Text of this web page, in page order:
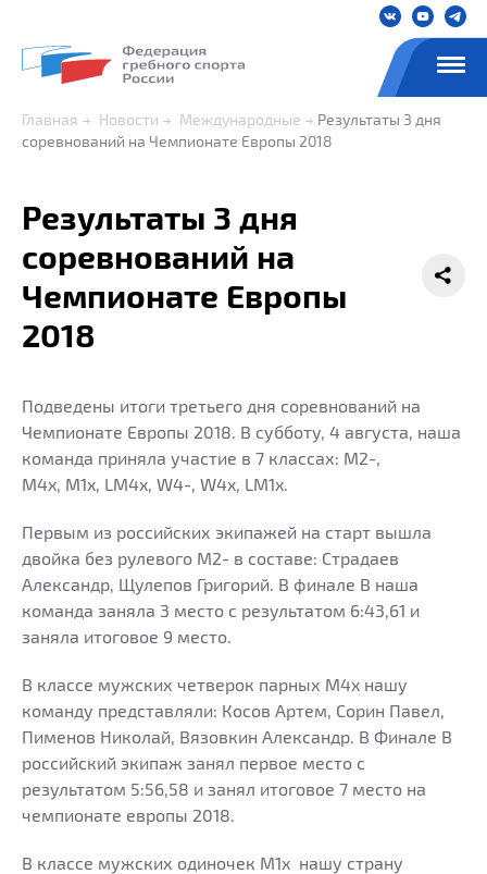
Главная Новости Международные
Результаты 3 дня
соревнований на Чемпионате Европы 2018
Результаты 3 дня
соревнований на
Чемпионате Европы
2018
Подведены итоги третьего дня соревнований на
Чемпионате Европы 2018. В субботу, 4 августа, наша
команда приняла участие в 7 классах: M2-,
M4x, M1x, LM4x, W4-, W4x, LM1x.
Первым из российских экипажей на старт вышла
двойка без рулевого M2- в составе: Страдаев
Александр, Щулепов Григорий. В финале В наша
команда заняла 3 место с результатом 6:43,61 и
заняла итоговое 9 место.
В классе мужских четверок парных M4x нашу
команду представляли: Косов Артем, Сорин Павел,
Пименов Николай, Вязовкин Александр. В Финале B
российский экипаж занял первое место с
результатом 5:56,58 и занял итоговое 7 место на
чемпионате европы 2018.
В классе мужских одиночек M1x нашу страну